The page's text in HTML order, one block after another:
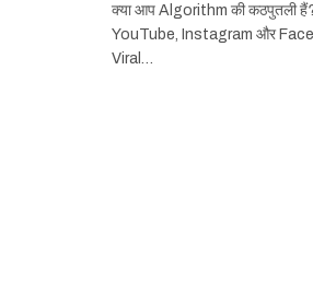
क्या आप Algorithm की कठपुतली
YouTube, Instagram और
Viral…